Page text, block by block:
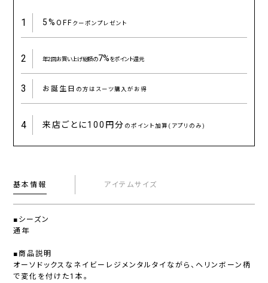
1 5%OFFクーポンプレゼント
2 年2回お買い上げ総額の7%をポイント還元
3 お誕生日 の方はスーツ購入がお得
4 来店ごとに100円分 のポイント加算(アプリのみ)
基本情報 アイテムサイズ
■シーズン
通年
■商品説明
オーソドックスなネイビーレジメンタルタイながら、ヘリンボーン柄
で変化を付けた1本。